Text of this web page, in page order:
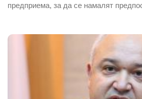
предприема, за да се намалят